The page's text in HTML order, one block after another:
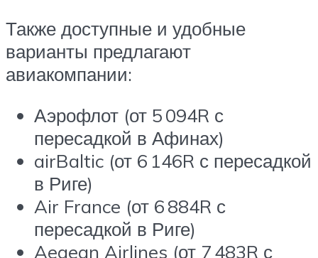
Также доступные и удобные
варианты предлагают
авиакомпании:
Аэрофлот (от 5 094R с
пересадкой в Афинах)
airBaltic (от 6 146R с пересадкой
в Риге)
Air France (от 6 884R с
пересадкой в Риге)
Aegean Airlines (от 7 483R с